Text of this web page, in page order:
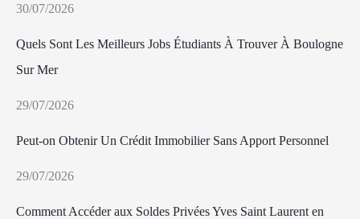
30/07/2026
Quels Sont Les Meilleurs Jobs Étudiants À Trouver À Boulogne
Sur Mer
29/07/2026
Peut-on Obtenir Un Crédit Immobilier Sans Apport Personnel
29/07/2026
Comment Accéder aux Soldes Privées Yves Saint Laurent en